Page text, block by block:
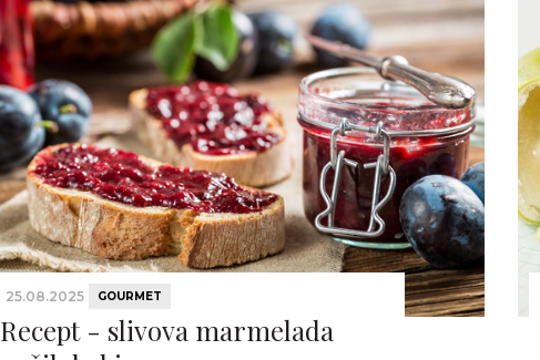
25.08.2025 GOURMET
Recept - slivova marmelada